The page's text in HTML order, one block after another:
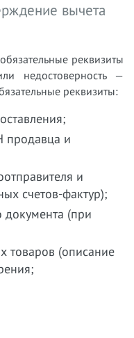
вычета
реквизиты
недостоверность —
реквизиты:
продавца и
и
счетов-фактур);
документа (при
товаров (описание